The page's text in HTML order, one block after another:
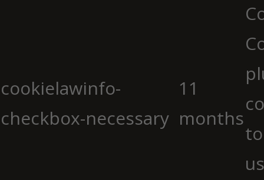
cookielawinfo-
checkbox-necessary
11
months